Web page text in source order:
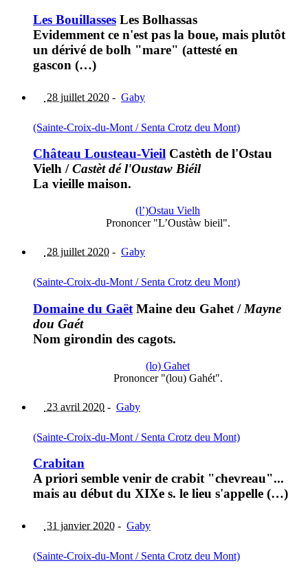
Les Bouillasses Les Bolhassas
Evidemment ce n'est pas la boue, mais plutôt
un dérivé de bolh "mare" (attesté en
gascon (…)
28 juillet 2020 - Gaby
(Sainte-Croix-du-Mont / Senta Crotz deu Mont)
Château Lousteau-Vieil Castèth de l'Ostau
Vielh /Castèt dé l'Oustaw Biéil
La vieille maison.
(l’)Ostau Vielh
Prononcer "L’Oustàw bieil".
28 juillet 2020 - Gaby
(Sainte-Croix-du-Mont / Senta Crotz deu Mont)
Domaine du Gaët Maine deu Gahet / Mayne
dou Gaét
Nom girondin des cagots.
(lo) Gahet
Prononcer "(lou) Gahét".
23 avril 2020 - Gaby
(Sainte-Croix-du-Mont / Senta Crotz deu Mont)
Crabitan
A priori semble venir de crabit "chevreau"...
mais au début du XIXe s. le lieu s'appelle (…)
31 janvier 2020 - Gaby
(Sainte-Croix-du-Mont / Senta Crotz deu Mont)